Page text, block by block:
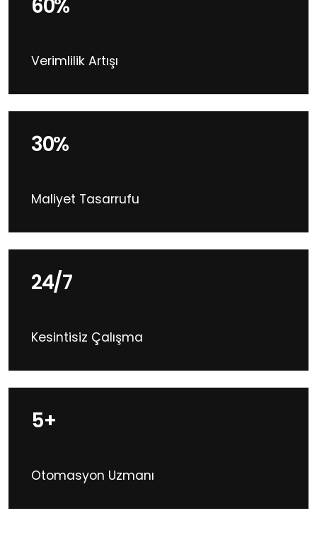
60%
Verimlilik Artışı
30%
Maliyet Tasarrufu
24/7
Kesintisiz Çalışma
5+
Otomasyon Uzmanı